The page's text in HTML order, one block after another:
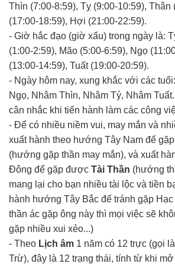
Thìn (7:00-8:59), Tỵ (9:00-10:59), Thân
(17:00-18:59), Hợi (21:00-22:59).
- Giờ hắc đạo (giờ xấu) trong ngày là:
(1:00-2:59), Mão (5:00-6:59), Ngọ
(13:00-14:59), Tuất (19:00-20:59).
- Ngày hôm nay, xung khắc với các
Ngọ, Nhâm Thìn, Nhâm Tý, Nhâm
cân nhắc khi tiến hành làm các công
- Để có nhiều niềm vui, may mắn và
xuất hành theo hướng Tây Nam để
(hướng gặp thần may mắn), và xuất
Đông để gặp được Tài Thần (hướng
mang lại cho bạn nhiều tài lộc và tiền
hành hướng Tây Bắc để tránh gặp
thần ác gặp ông này thì mọi việc sẽ
gặp nhiều xui xẻo...)
- Theo Lịch âm 1 năm có 12 trực (gọi
Trừ), đây là 12 trạng thái, tính từ khi